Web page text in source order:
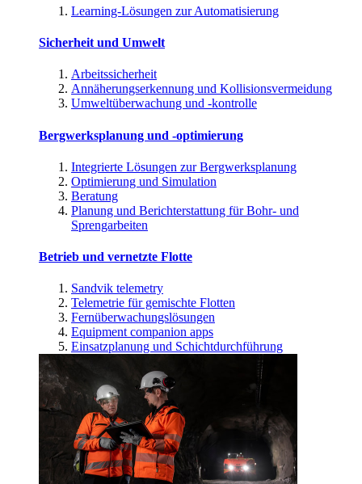
Learning-Lösungen zur Automatisierung
Sicherheit und Umwelt
Arbeitssicherheit
Annäherungserkennung und Kollisionsvermeidung
Umweltüberwachung und -kontrolle
Bergwerksplanung und -optimierung
Integrierte Lösungen zur Bergwerksplanung
Optimierung und Simulation
Beratung
Planung und Berichterstattung für Bohr- und
Sprengarbeiten
Betrieb und vernetzte Flotte
Sandvik telemetry
Telemetrie für gemischte Flotten
Fernüberwachungslösungen
Equipment companion apps
Einsatzplanung und Schichtdurchführung